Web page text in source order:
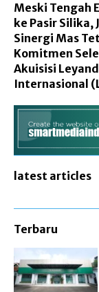
Meski Tengah
ke Pasir Silika,
Sinergi Mas
Komitmen
Akuisisi Leyand
Internasional
latest articles
Terbaru